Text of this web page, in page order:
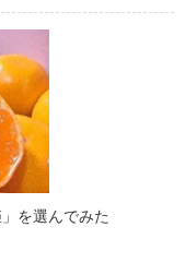
を選んでみた